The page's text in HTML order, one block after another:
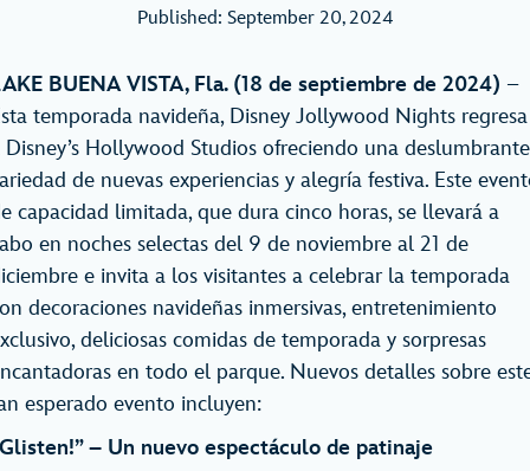
Published: September 20, 2024
BUENA VISTA, Fla. (18 de septiembre de 2024) –
temporada navideña, Disney Jollywood Nights regresa
Disney’s Hollywood Studios ofreciendo una deslumbrante
de nuevas experiencias y alegría festiva. Este
capacidad limitada, que dura cinco horas, se llevará a
en noches selectas del 9 de noviembre al 21 de
e invita a los visitantes a celebrar la temporada
decoraciones navideñas inmersivas, entretenimiento
deliciosas comidas de temporada y sorpresas
en todo el parque. Nuevos detalles sobre
esperado evento incluyen:
– Un nuevo espectáculo de patinaje